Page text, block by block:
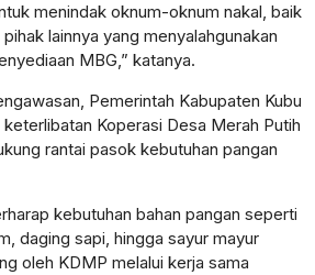
menindak oknum-oknum nakal, baik
lainnya yang menyalahgunakan
MBG,” katanya.
Pemerintah Kabupaten Kubu
Koperasi Desa Merah Putih
rantai pasok kebutuhan pangan
kebutuhan bahan pangan seperti
daging sapi, hingga sayur mayur
oleh KDMP melalui kerja sama